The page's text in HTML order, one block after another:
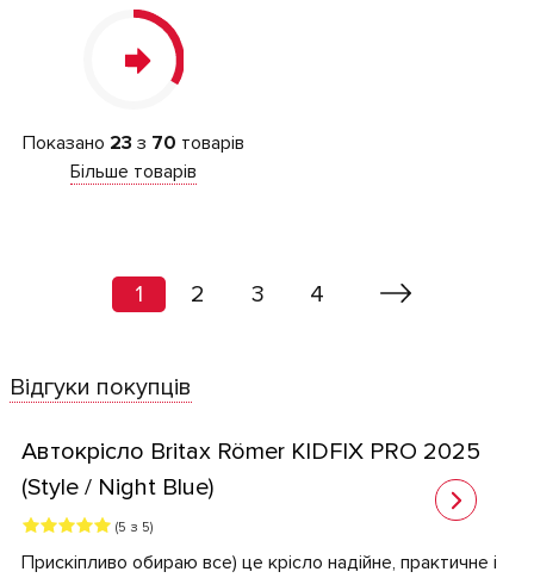
Показано 23 з 70 товарів
Більше товарів
1 2 3 4
Відгуки покупців
Автокрісло Britax Römer KIDFIX PRO 2025
(Style / Night Blue)
(5 з 5)
Прискіпливо обираю все) це крісло надійне, практичне і